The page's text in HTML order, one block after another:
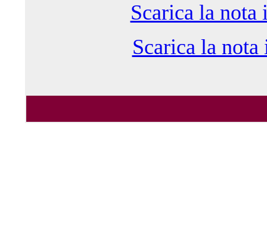
Scarica la
Scarica la